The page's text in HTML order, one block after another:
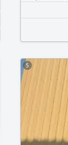
مساحة
حركة
5